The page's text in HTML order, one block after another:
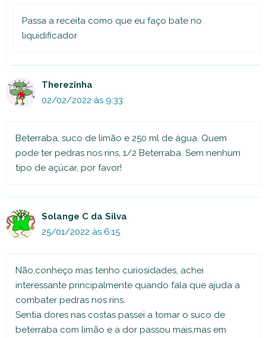
Passa a receita como que eu faço bate no
liquidificador
Therezinha
02/02/2022 às 9:33
Beterraba, suco de limão e 250 ml de água. Quem
pode ter pedras nos rins, 1/2 Beterraba. Sem nenhum
tipo de açúcar, por favor!
Solange C da Silva
25/01/2022 às 6:15
Não,conheço mas tenho curiosidades, achei
interessante principalmente quando fala que ajuda a
combater pedras nos rins.
Sentia dores nas costas passei a tomar o suco de
beterraba com limão e a dor passou mais,mas em